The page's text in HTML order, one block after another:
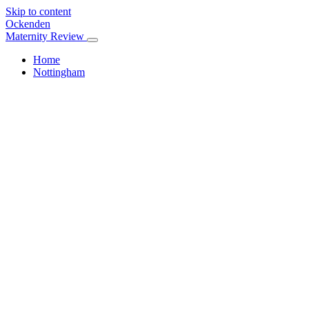
Skip to content
Ockenden
Maternity Review
Home
Nottingham